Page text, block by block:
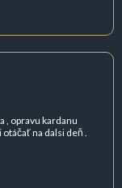
, opravu kardanu
na dalsi deň .